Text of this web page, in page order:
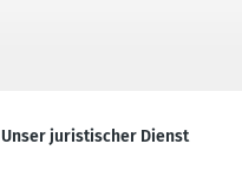
Unser juristischer Dienst